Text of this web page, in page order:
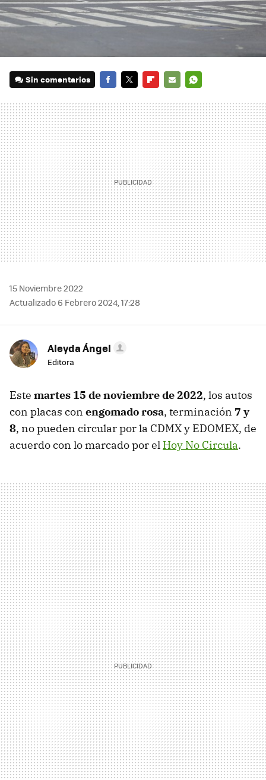
Sin comentarios
MAIL
15 Noviembre 2022
Actualizado 6 Febrero 2024, 17:28
Aleyda Ángel
Editora
Este martes 15 de noviembre de 2022, los autos
con placas con engomado rosa, terminación 7 y
8, no pueden circular por la CDMX y EDOMEX, de
acuerdo con lo marcado por el Hoy No Circula.